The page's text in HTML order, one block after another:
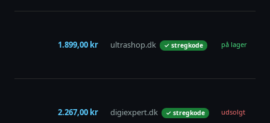
1.899,00 kr ultrashop.dk ✓ stregkode på lager
2.267,00 kr digiexpert.dk ✓ stregkode udsolgt